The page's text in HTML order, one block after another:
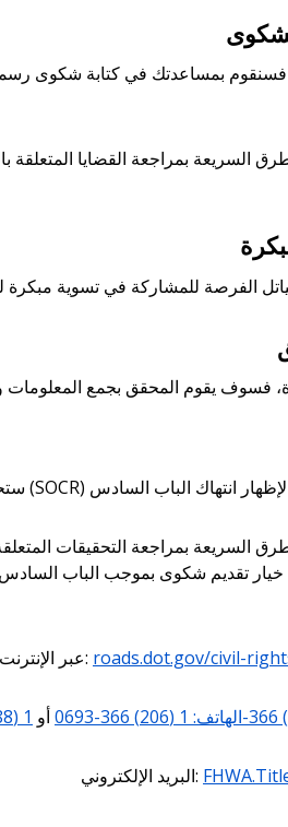
فسنقوم بمساعدتك في كتابة شكوى
السريعة بمراجعة القضايا
السريعة بمراجعة التحقيقات
خيار تقديم شكوى بموجب الباب السادس
عبر الإنترنت على الموقع التالي: roads.dot.gov/civil-
1 (206) 366-0693 أو 1 (888) 446-4511
البريد الإلكتروني: